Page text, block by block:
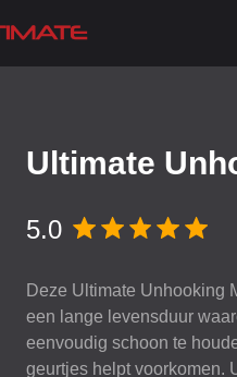
Ultimate
5.0
Deze Ultimate Unhooking
een lange levensduur
eenvoudig schoon te
geurtjes helpt voorkomen.